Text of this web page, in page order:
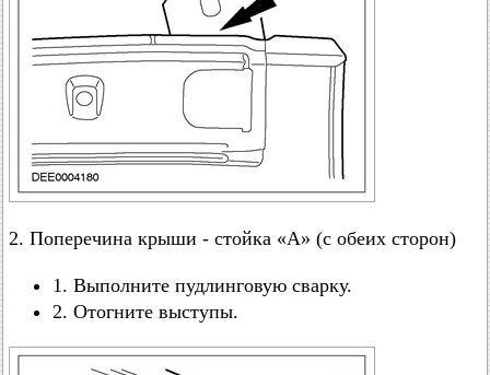
2. Поперечина крыши - стойка «А» (с обеих сторон)
1. Выполните пудлинговую сварку.
2. Отогните выступы.